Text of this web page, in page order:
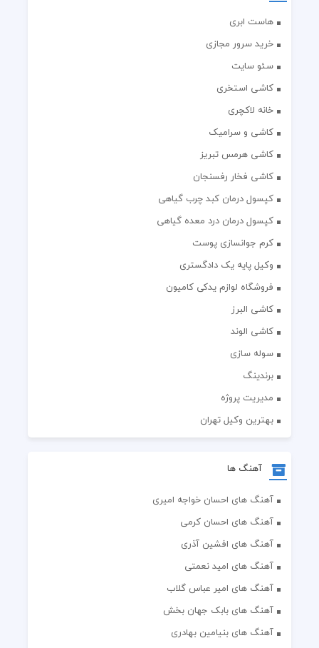
هاست ابری
خرید سرور مجازی
سئو سایت
کاشی استخری
خانه لاکچری
کاشی و سرامیک
کاشی هرمس تبریز
کاشی فخار رفسنجان
کپسول درمان کبد چرب گیاهی
کپسول درمان درد معده گیاهی
کرم جوانسازی پوست
وکیل پایه یک دادگستری
فروشگاه لوازم یدکی کامیون
کاشی البرز
کاشی الوند
سوله سازی
برندینگ
مدیریت پروژه
بهترین وکیل تهران
آهنگ ها
آهنگ های احسان خواجه امیری
آهنگ های احسان کرمی
آهنگ های افشین آذری
آهنگ های امید نعمتی
آهنگ های امیر عباس گلاب
آهنگ های بابک جهان بخش
آهنگ های بنیامین بهادری